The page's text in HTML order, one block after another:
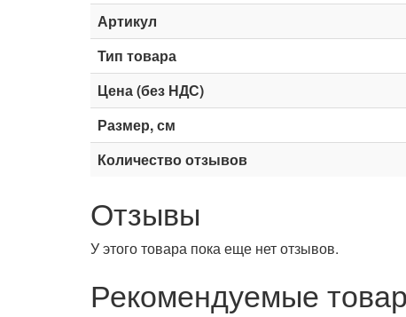
Артикул
Тип товара
Цена (без НДС)
Размер, см
Количество отзывов
Отзывы
У этого товара пока еще нет отзывов.
Рекомендуемые